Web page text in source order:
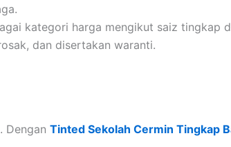
kategori harga mengikut saiz tingkap
dan disertakan waranti.
Dengan Tinted Sekolah Cermin Tingkap